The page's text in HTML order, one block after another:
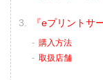
『eプリントサ
購入方法
取扱店舗